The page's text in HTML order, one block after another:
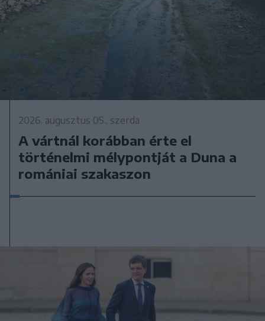
2026. augusztus 05., szerda
A vártnál korábban érte el
történelmi mélypontját a Duna a
romániai szakaszon